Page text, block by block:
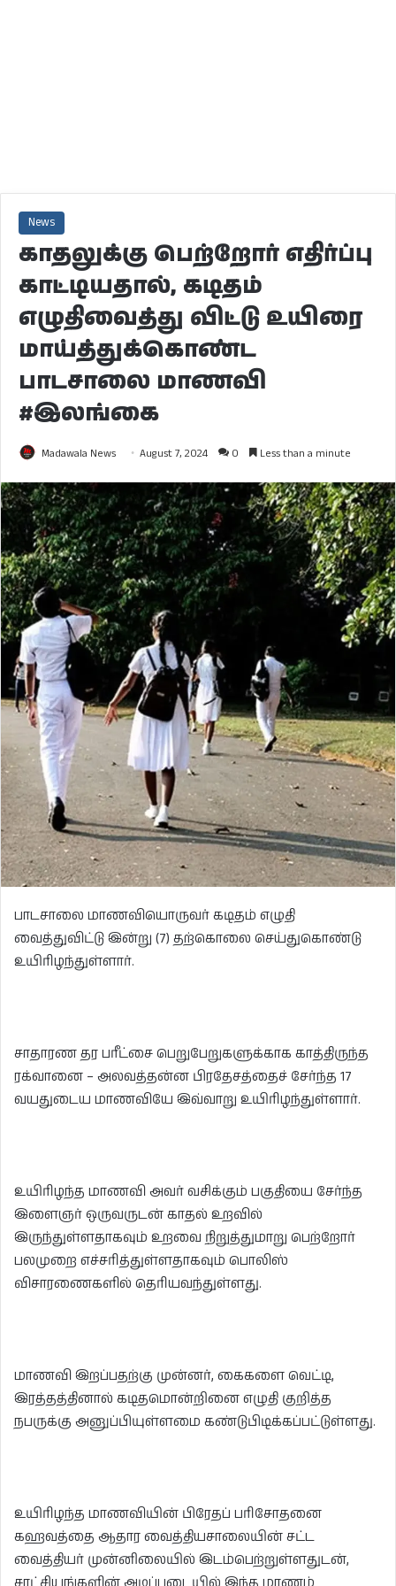
News
காதலுக்கு பெற்றோர் எதிர்ப்பு
காட்டியதால், கடிதம்
எழுதிவைத்து விட்டு உயிரை
மாய்த்துக்கொண்ட
பாடசாலை மாணவி
#இலங்கை
Madawala News August 7, 2024 0 Less than a minute
பாடசாலை மாணவியொருவர் கடிதம் எழுதி
வைத்துவிட்டு இன்று (7) தற்கொலை செய்துகொண்டு
உயிரிழந்துள்ளார்.
சாதாரண தர பரீட்சை பெறுபேறுகளுக்காக காத்திருந்த
ரக்வானை – அலவத்தன்ன பிரதேசத்தைச் சேர்ந்த 17
வயதுடைய மாணவியே இவ்வாறு உயிரிழந்துள்ளார்.
உயிரிழந்த மாணவி அவர் வசிக்கும் பகுதியை சேர்ந்த
இளைஞர் ஒருவருடன் காதல் உறவில்
இருந்துள்ளதாகவும் உறவை நிறுத்துமாறு பெற்றோர்
பலமுறை எச்சரித்துள்ளதாகவும் பொலிஸ்
விசாரணைகளில் தெரியவந்துள்ளது.
மாணவி இறப்பதற்கு முன்னர், கைகளை வெட்டி,
இரத்தத்தினால் கடிதமொன்றினை எழுதி குறித்த
நபருக்கு அனுப்பியுள்ளமை கண்டுபிடிக்கப்பட்டுள்ளது.
உயிரிழந்த மாணவியின் பிரேதப் பரிசோதனை
கஹவத்தை ஆதார வைத்தியசாலையின் சட்ட
வைத்தியர் முன்னிலையில் இடம்பெற்றுள்ளதுடன்,